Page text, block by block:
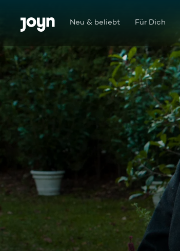
Zum Inhalt springen
Barrierefrei Neu & beliebt Für Dich